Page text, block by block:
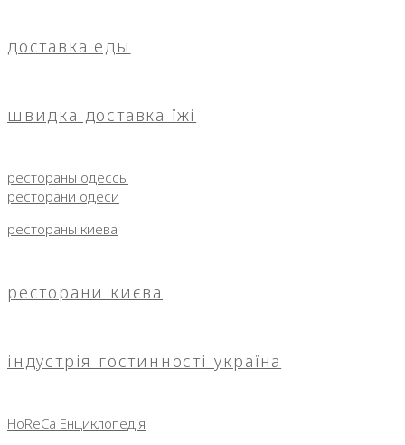
доставка еды
швидка доставка їжі
рестораны одессы
ресторани одеси
рестораны киева
ресторани києва
індустрія гостинності україна
HoReCa Енциклопедія